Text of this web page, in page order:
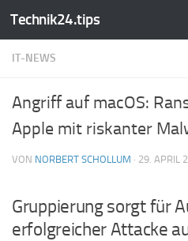
Zum Inhalt springen
Technik24.tips
IT-NEWS
Angriff auf macOS:
Apple mit riskanter
VON NORBERT SCHOLLUM · 29. APRIL
Gruppierung sorgt für
erfolgreicher Attacke